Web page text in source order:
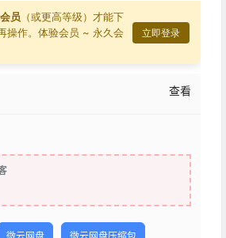
员 （或更高等级）才能下
操作。 体验会员 ~ 永久会
立即登录
查看